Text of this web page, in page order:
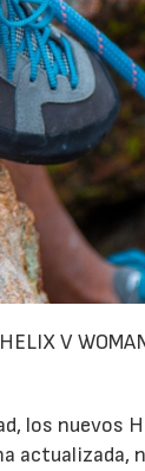
V
los nuevos
actualizada,